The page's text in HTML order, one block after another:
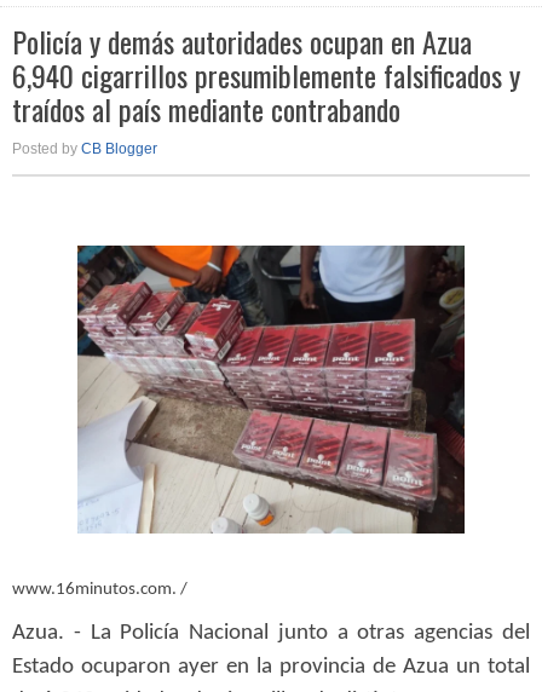
Policía y demás autoridades ocupan en Azua
6,940 cigarrillos presumiblemente falsificados y
traídos al país mediante contrabando
Posted by CB Blogger
www.16minutos.com. /
Azua. - La Policía Nacional junto a otras agencias del
Estado ocuparon ayer en la provincia de Azua un total